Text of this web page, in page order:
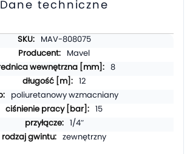
Dane techniczne
MAV-808075
Mavel
8
12
poliuretanowy wzmacniany
15
1/4″
zewnętrzny